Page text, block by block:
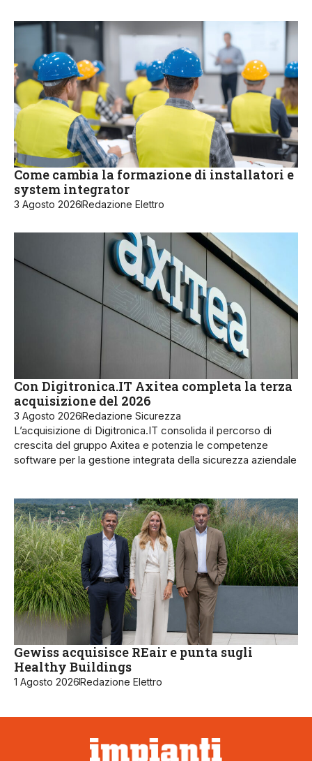
Come cambia la formazione di installatori e
system integrator
3 Agosto 2026Redazione Elettro
Con Digitronica.IT Axitea completa la terza
acquisizione del 2026
3 Agosto 2026Redazione Sicurezza
L’acquisizione di Digitronica.IT consolida il percorso di
crescita del gruppo Axitea e potenzia le competenze
software per la gestione integrata della sicurezza aziendale
Gewiss acquisisce REair e punta sugli
Healthy Buildings
1 Agosto 2026Redazione Elettro